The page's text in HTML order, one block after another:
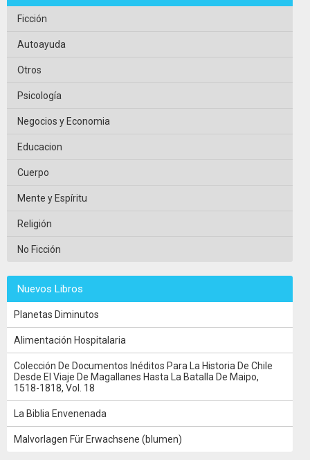
Ficción
Autoayuda
Otros
Psicología
Negocios y Economia
Educacion
Cuerpo
Mente y Espíritu
Religión
No Ficción
Nuevos Libros
Planetas Diminutos
Alimentación Hospitalaria
Colección De Documentos Inéditos Para La Historia De Chile
Desde El Viaje De Magallanes Hasta La Batalla De Maipo,
1518-1818, Vol. 18
La Biblia Envenenada
Malvorlagen Für Erwachsene (blumen)